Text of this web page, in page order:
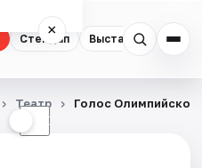
Стендап Выставки
×
☾
Театр Голос